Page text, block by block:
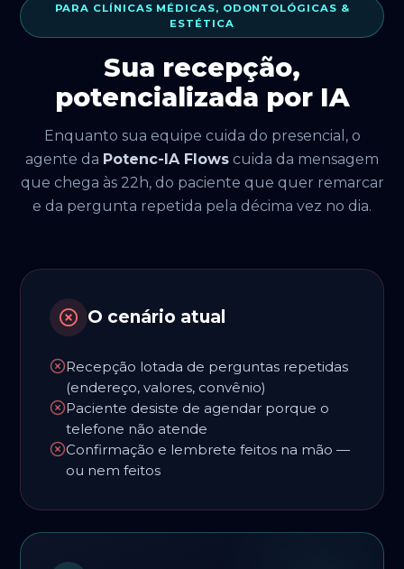
PARA CLÍNICAS MÉDICAS, ODONTOLÓGICAS &
ESTÉTICA
Sua recepção,
potencializada por IA
Enquanto sua equipe cuida do presencial, o
agente da Potenc-IA Flows cuida da mensagem
que chega às 22h, do paciente que quer remarcar
e da pergunta repetida pela décima vez no dia.
O cenário atual
Recepção lotada de perguntas repetidas
(endereço, valores, convênio)
Paciente desiste de agendar porque o
telefone não atende
Confirmação e lembrete feitos na mão —
ou nem feitos